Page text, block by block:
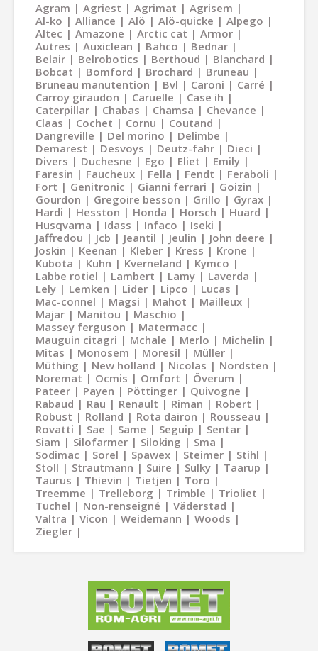
Agram Agriest Agrimat
Agrisem
Al-ko
Alliance Alö Alö-quicke
Alpego
Altec
Amazone Arctic cat
Armor
Autres
Auxiclean Bahco
Bednar
Belair
Belrobotics Berthoud
Blanchard
Bobcat
Bomford Brochard
Bruneau
Bruneau manutention
Bvl Caroni
Carré
Carroy giraudon
Caruelle
Case ih
Caterpillar
Chabas Chamsa
Chevance
Claas
Cochet Cornu
Coutand
Dangreville
Del morino
Delimbe
Demarest
Desvoys Deutz-fahr
Dieci
Divers
Duchesne Ego Eliet
Emily
Faresin
Faucheux Fella Fendt
Feraboli
Fort
Genitronic Gianni ferrari
Goizin
Gourdon
Gregoire besson Grillo
Gyrax
Hardi
Hesston Honda Horsch
Huard
Husqvarna
Idass Infaco
Iseki
Jaffredou
Jcb Jeantil Jeulin
John deere
Joskin
Keenan Kleber Kress
Krone
Kubota
Kuhn Kverneland
Kymco
Labbe rotiel
Lambert Lamy
Laverda
Lely
Lemken Lider Lipco
Lucas
Mac-connel
Magsi Mahot
Mailleux
Majar
Manitou
Maschio
Massey ferguson
Matermacc
Mauguin citagri
Mchale Merlo
Michelin
Mitas
Monosem Moresil
Müller
Müthing
New holland Nicolas
Nordsten
Noremat
Ocmis Omfort
Överum
Pateer
Payen Pöttinger
Quivogne
Rabaud
Rau Renault Riman
Robert
Robust
Rolland Rota dairon
Rousseau
Rovatti
Sae Same Seguip
Sentar
Siam
Silofarmer Siloking
Sma
Sodimac
Sorel Spawex Steimer
Stihl
Stoll
Strautmann Suire Sulky
Taarup
Taurus
Thievin Tietjen
Toro
Treemme
Trelleborg Trimble
Trioliet
Tuchel
Non-renseigné
Väderstad
Valtra
Vicon Weidemann
Woods
Ziegler